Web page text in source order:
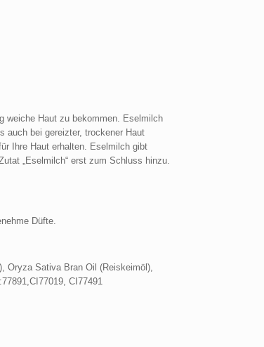
weiche Haut zu bekommen. Eselmilch
auch bei gereizter, trockener Haut
Ihre Haut erhalten. Eselmilch gibt
„Eselmilch“ erst zum Schluss hinzu.
Düfte.
Oryza Sativa Bran Oil (Reiskeimöl),
CI77491